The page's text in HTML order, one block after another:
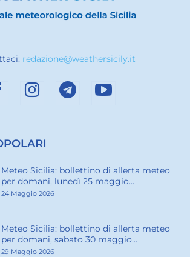
redazione@weathersicily.it
Meteo Sicilia: bollettino di allerta meteo
per domani, lunedì 25 maggio...
24 Maggio 2026
Meteo Sicilia: bollettino di allerta meteo
per domani, sabato 30 maggio...
29 Maggio 2026